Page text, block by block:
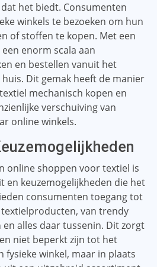
het biedt. Consumenten
winkels te bezoeken om hun
of stoffen te kopen. Met een
enorm scala aan
en bestellen vanuit het
Dit gemak heeft de manier
mechanisch kopen en
verschuiving van
online winkels.
online shoppen voor textiel is
en keuzemogelijkheden die het
consumenten toegang tot
van trendy
alles daar tussenin. Dit zorgt
niet beperkt zijn tot het
fysieke winkel, maar in plaats